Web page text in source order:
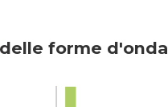
delle forme d'onda